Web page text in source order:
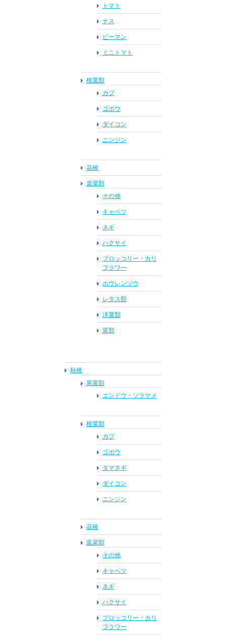
トマト
ナス
ピーマン
ミニトマト
根菜類
カブ
ゴボウ
ダイコン
ニンジン
花種
葉菜類
その他
キャベツ
ネギ
ハクサイ
ブロッコリー・カリ
フラワー
ホウレンソウ
レタス類
洋菜類
菜類
秋種
果菜類
エンドウ・ソラマメ
根菜類
カブ
ゴボウ
タマネギ
ダイコン
ニンジン
花種
葉菜類
その他
キャベツ
ネギ
ハクサイ
ブロッコリー・カリ
フラワー